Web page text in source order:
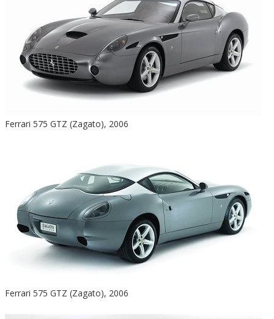
Ferrari 575 GTZ (Zagato), 2006
Ferrari 575 GTZ (Zagato), 2006